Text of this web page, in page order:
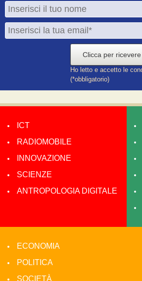
Clicca per
Ho letto e accetto le
(*obbligatorio)
ICT
RADIOMOBILE
INNOVAZIONE
SCIENZE
ANTROPOLOGIA DIGITALE
ECONOMIA
POLITICA
SOCIETÀ